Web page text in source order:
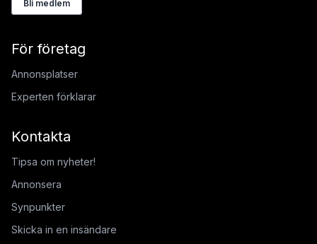
Bli medlem
För företag
Annonsplatser
Experten förklarar
Kontakta
Tipsa om nyheter!
Annonsera
Synpunkter
Skicka in en insändare